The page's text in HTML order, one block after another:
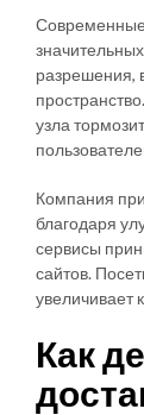
разрешения,
узла
Компания
благодаря
сервисы
сайтов.
увеличивает
Как